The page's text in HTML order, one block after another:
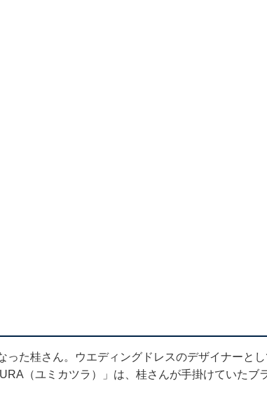
た桂さん。ウエディングドレスのデザイナーとし
（ユミカツラ）」は、桂さんが手掛けていたブ